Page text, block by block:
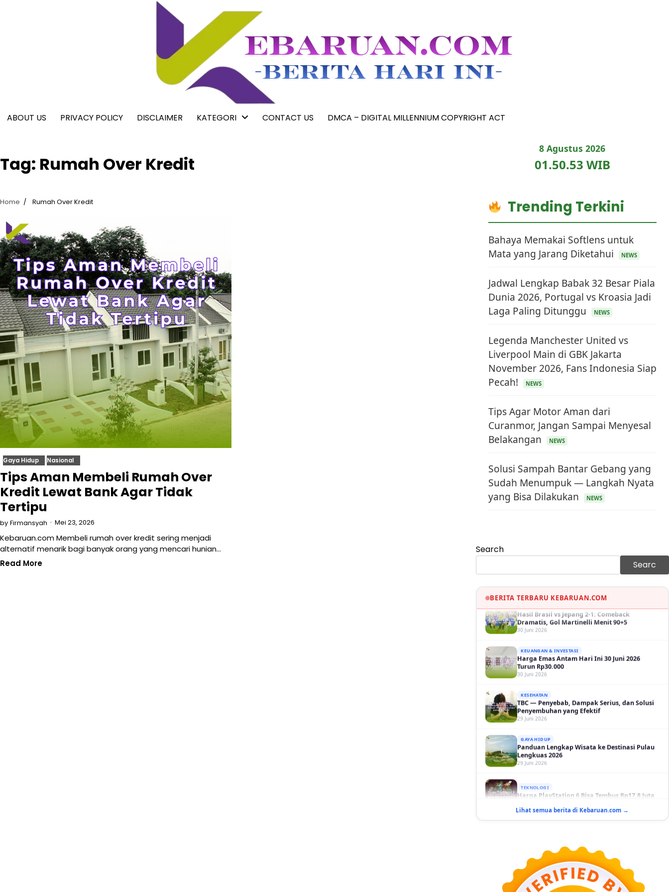
ABOUT US PRIVACY POLICY DISCLAIMER KATEGORI CONTACT US DMCA – DIGITAL MILLENNIUM COPYRIGHT ACT
Tag: Rumah Over Kredit
Home Rumah Over Kredit
Gaya Hidup Nasional
Tips Aman Membeli Rumah Over
Kredit Lewat Bank Agar Tidak
Tertipu
by Firmansyah Mei 23, 2026
Kebaruan.com Membeli rumah over kredit sering menjadi
alternatif menarik bagi banyak orang yang mencari hunian…
Read More
8 Agustus 2026
01.50.54 WIB
Trending Terkini
Bahaya Memakai Softlens untuk
Mata yang Jarang Diketahui
NEWS
Jadwal Lengkap Babak 32 Besar Piala
Dunia 2026, Portugal vs Kroasia Jadi
Laga Paling Ditunggu
NEWS
Legenda Manchester United vs
Liverpool Main di GBK Jakarta
November 2026, Fans Indonesia Siap
Pecah!
NEWS
Tips Agar Motor Aman dari
Curanmor, Jangan Sampai Menyesal
Belakangan
NEWS
Solusi Sampah Bantar Gebang yang
Sudah Menumpuk — Langkah Nyata
yang Bisa Dilakukan
NEWS
Search
Searc
BERITA TERBARU KEBARUAN.COM
Perampokan Bank dengan Konspirasi
Tersembunyi
OLAH RAGA
Dramatis, Gol Martinelli Menit 90+5
30 Juni 2026
Harga Emas Antam Hari Ini 30 Juni 2026
Turun Rp30.000
30 Juni 2026
TBC — Penyebab, Dampak Serius, dan Solusi
Penyembuhan yang Efektif
29 Juni 2026
Panduan Lengkap Wisata ke Destinasi Pulau
Lengkuas 2026
29 Juni 2026
Harga PlayStation 6 Bisa Tembus Rp17,8 Juta
29 Juni 2026
KESEHATAN
Bahaya Memakai Softlens untuk Mata yang
Jarang Diketahui
29 Juni 2026
Lihat semua berita di Kebaruan.com →